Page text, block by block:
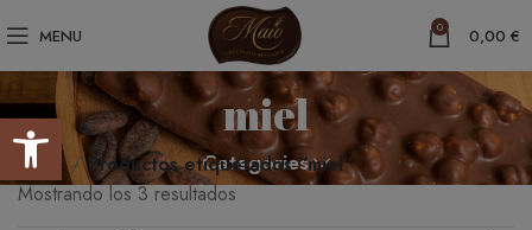
Abrir barra de herramientas
MENU 0 0,00 €
miel
Categories
Inicio
Productos etiquetados “miel”
Mostrando los 3 resultados